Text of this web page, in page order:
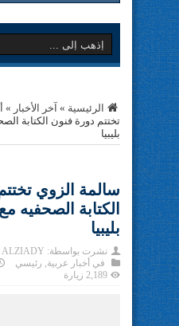
الرئيسية » آخر الأخبار »
تختتم دورة فنون الكتابة
بليبيا
سالمة الزوي
الكتابة الصحفيه
بليبيا
نشرت بواسطة: ALZIADY
في أخبار عربية, رئيسي
2,189 زيارة